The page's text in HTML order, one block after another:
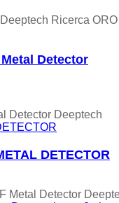
Ricerca ORO
Detector
Detector Deeptech
DETECTOR
Metal Detector